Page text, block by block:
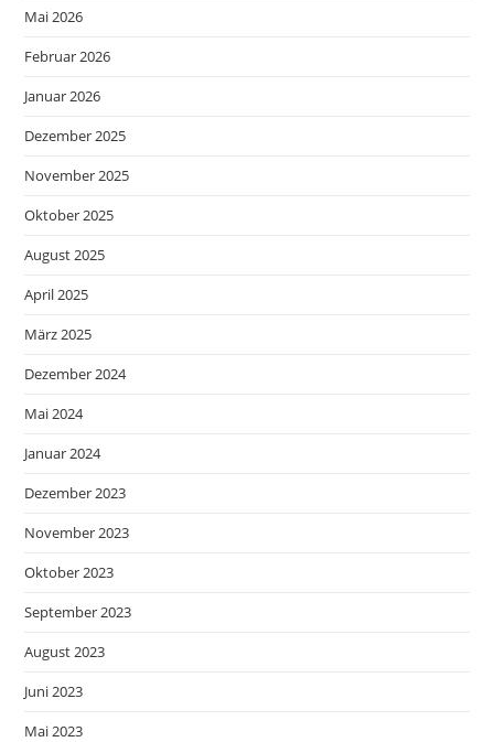
Mai 2026
Februar 2026
Januar 2026
Dezember 2025
November 2025
Oktober 2025
August 2025
April 2025
März 2025
Dezember 2024
Mai 2024
Januar 2024
Dezember 2023
November 2023
Oktober 2023
September 2023
August 2023
Juni 2023
Mai 2023